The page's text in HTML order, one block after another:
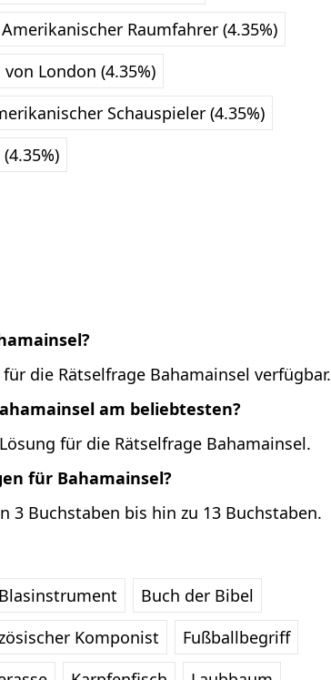
Amerikanischer Raumfahrer (4.35%)
London (4.35%)
Schauspieler (4.35%)
die Rätselfrage Bahamainsel verfügbar.
am beliebtesten?
für die Rätselfrage Bahamainsel.
für Bahamainsel?
3 Buchstaben bis hin zu 13 Buchstaben.
Blasinstrument
Buch der Bibel
Komponist
Fußballbegriff